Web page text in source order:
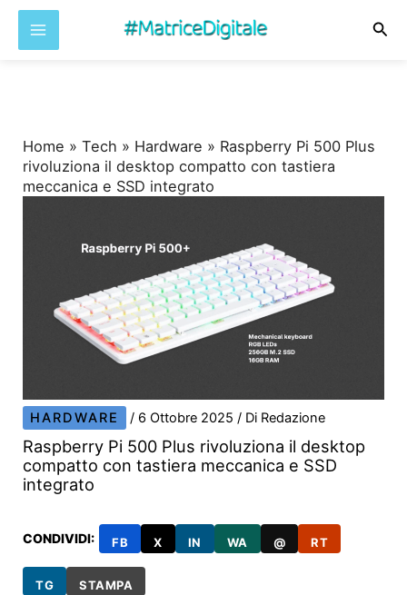
Home »Tech » Hardware » Raspberry Pi 500 Plus
rivoluziona il desktop compatto con tastiera
meccanica e SSD integrato
HARDWARE / 6 Ottobre 2025/ Di Redazione
Raspberry Pi 500 Plus rivoluziona il desktop
compatto con tastiera meccanica e SSD
integrato
CONDIVIDI: FB X IN WA @ RT
TG STAMPA